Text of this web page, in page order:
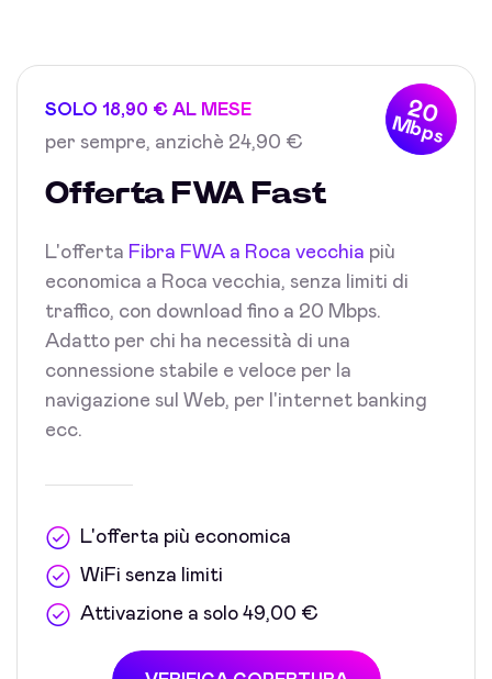
20
Mbps
SOLO 18,90 € AL MESE
per sempre, anzichè 24,90 €
Offerta FWA Fast
L'offerta Fibra FWA a Roca vecchia più
economica a Roca vecchia, senza limiti di
traffico, con download fino a 20 Mbps.
Adatto per chi ha necessità di una
connessione stabile e veloce per la
navigazione sul Web, per l'internet banking
ecc.
L'offerta più economica
WiFi senza limiti
Attivazione a solo 49,00 €